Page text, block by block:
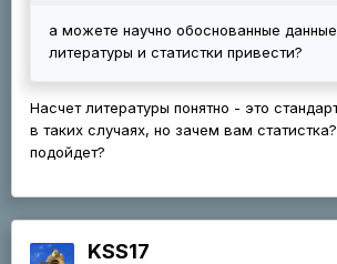
а можете научно обоснованные
литературы и статистки привести?
Насчет литературы понятно - это
в таких случаях, но зачем вам
подойдет?
KSS17